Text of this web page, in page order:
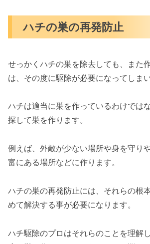
ハチの巣の再発防止
せっかくハチの巣を除去しても、また
は、その度に駆除が必要になってしまい
ハチは適当に巣を作っているわけでは
探して巣を作ります。
例えば、外敵が少ない場所や身を守り
富にある場所などに作ります。
ハチの巣の再発防止には、それらの根
めて解決する事が必要になります。
ハチ駆除のプロはそれらのことを理解